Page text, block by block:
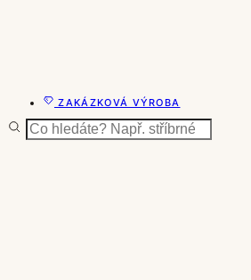
ZAKÁZKOVÁ VÝROBA